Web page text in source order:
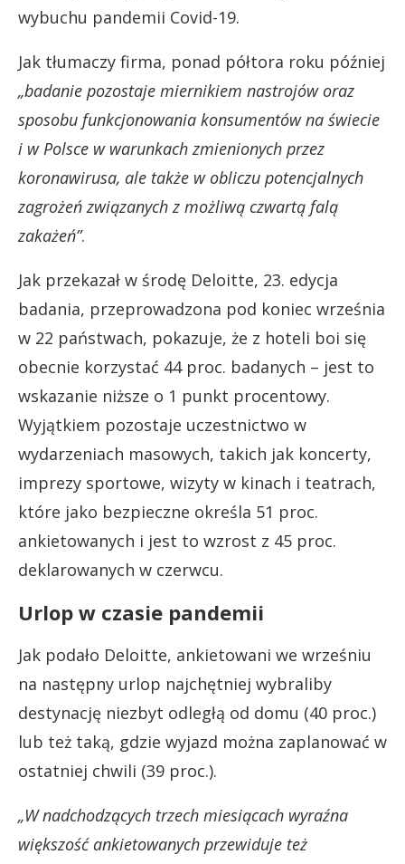
wybuchu pandemii Covid-19.
Jak tłumaczy firma, ponad półtora roku później
„badanie pozostaje miernikiem nastrojów oraz
sposobu funkcjonowania konsumentów na świecie
i w Polsce w warunkach zmienionych przez
koronawirusa, ale także w obliczu potencjalnych
zagrożeń związanych z możliwą czwartą falą
zakażeń”.
Jak przekazał w środę Deloitte, 23. edycja
badania, przeprowadzona pod koniec września
w 22 państwach, pokazuje, że z hoteli boi się
obecnie korzystać 44 proc. badanych – jest to
wskazanie niższe o 1 punkt procentowy.
Wyjątkiem pozostaje uczestnictwo w
wydarzeniach masowych, takich jak koncerty,
imprezy sportowe, wizyty w kinach i teatrach,
które jako bezpieczne określa 51 proc.
ankietowanych i jest to wzrost z 45 proc.
deklarowanych w czerwcu.
Urlop w czasie pandemii
Jak podało Deloitte, ankietowani we wrześniu
na następny urlop najchętniej wybraliby
destynację niezbyt odległą od domu (40 proc.)
lub też taką, gdzie wyjazd można zaplanować w
ostatniej chwili (39 proc.).
„W nadchodzących trzech miesiącach wyraźna
większość ankietowanych przewiduje też